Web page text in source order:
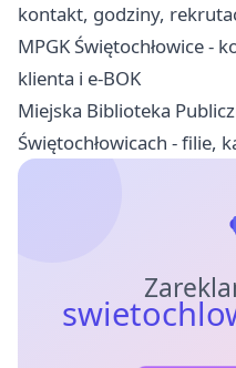
kontakt, godziny,
MPGK Świętochłowice -
klienta i e-BOK
Miejska Biblioteka
Świętochłowicach - filie,